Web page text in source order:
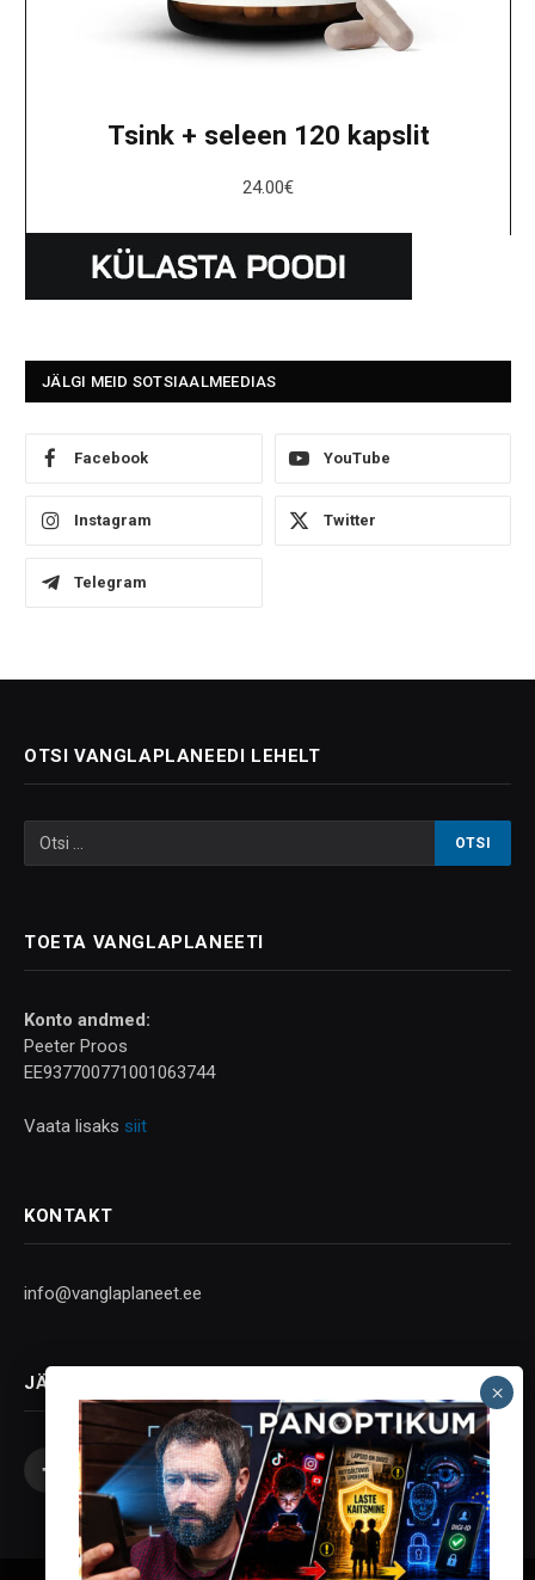
Tsink + seleen 120 kapslit
24.00€
JÄLGI MEID SOTSIAALMEEDIAS
Facebook YouTube
Instagram Twitter
Telegram
OTSI VANGLAPLANEEDI LEHELT
TOETA VANGLAPLANEETI
Konto andmed:
Peeter Proos
EE937700771001063744
Vaata lisaks siit
KONTAKT
info@vanglaplaneet.ee
JÄLGI SOTSIAALMEEDIAS
Facebook
X
(Twitter)
InstagramYouTubeTelegram